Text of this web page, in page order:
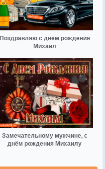
Поздравляю с днём рождения
Михаил
Замечательному мужчине, с
днём рождения Михаилу